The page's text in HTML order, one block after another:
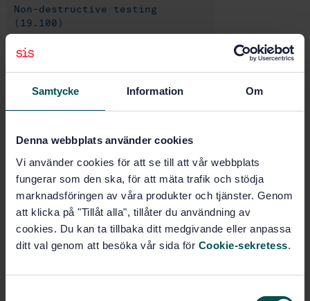
Samtycke Information Om
Denna webbplats använder cookies
Vi använder cookies för att se till att vår webbplats
fungerar som den ska, för att mäta trafik och stödja
marknadsföringen av våra produkter och tjänster. Genom
att klicka på "Tillåt alla", tillåter du användning av
cookies. Du kan ta tillbaka ditt medgivande eller anpassa
ditt val genom att besöka vår sida för Cookie-sekretess.
Non-destructive testing
(19.100)
Buy this standard
STANDARD
Non-destructive testing — Ultrasonic testing —
Vocabulary (ISO 5577:2025, IDT)
Subscribe on standards - Read more
Price:1 599 SEK
Add to cart
Show more